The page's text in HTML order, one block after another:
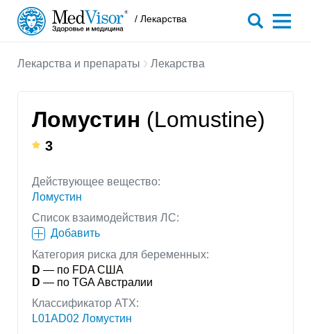
/ Лекарства
Лекарства и препараты Лекарства
Ломустин (Lomustine)
3
Действующее вещество:
Ломустин
Список взаимодействия ЛС:
Добавить
Категория риска для беременных:
D — по FDA США
D — по TGA Австралии
Классификатор АТХ:
L01AD02 Ломустин